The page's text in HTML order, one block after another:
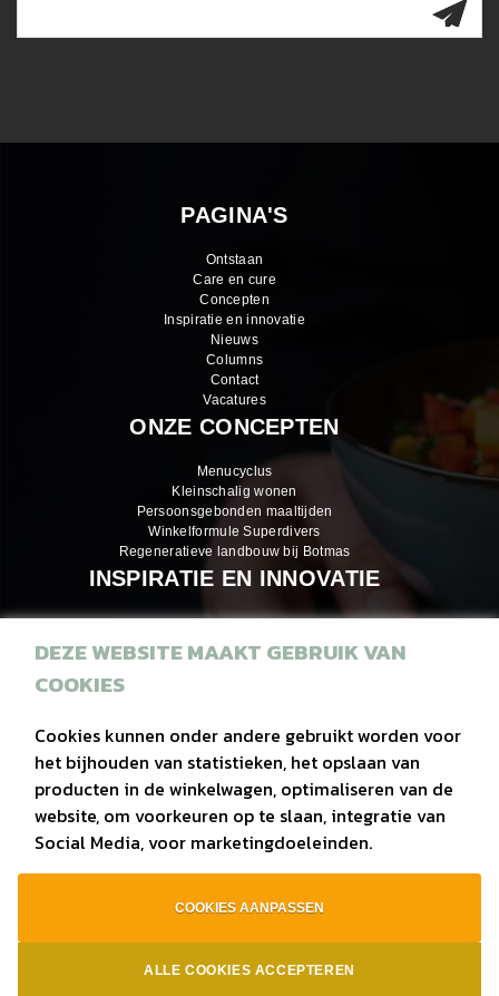
PAGINA'S
Ontstaan
Care en cure
Concepten
Inspiratie en innovatie
Nieuws
Columns
Contact
Vacatures
ONZE CONCEPTEN
Menucyclus
Kleinschalig wonen
Persoonsgebonden maaltijden
Winkelformule Superdivers
Regeneratieve landbouw bij Botmas
INSPIRATIE EN INNOVATIE
Inspiratiemagazines
Duurzaam
Vega(n)
DEZE WEBSITE MAAKT GEBRUIK VAN
COOKIES
Cookies kunnen onder andere gebruikt worden voor
het bijhouden van statistieken, het opslaan van
producten in de winkelwagen, optimaliseren van de
website, om voorkeuren op te slaan, integratie van
Social Media, voor marketingdoeleinden.
COOKIES AANPASSEN
ALLE COOKIES ACCEPTEREN